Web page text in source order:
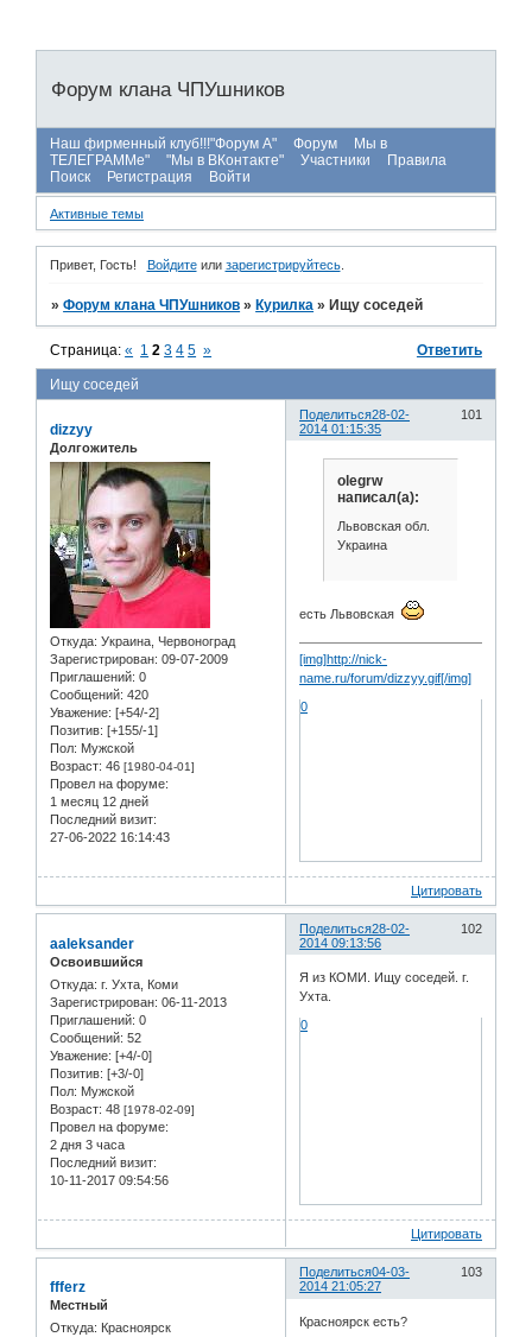
Форум клана ЧПУшников
Наш фирменный клуб!!!"Форум А" Форум
Мы в
ТЕЛЕГРАММе"
"Мы в ВКонтакте" Участники
Правила
Поиск
Регистрация Войти
Активные темы
Привет, Гость! Войдитеили зарегистрируйтесь.
»Форум клана ЧПУшников » Курилка » Ищу соседей
Ищу соседей
Страница:« 1 2 3 4 5 » Ответить
Поделиться 101
28-02-
2014 01:15:35
dizzyy
Долгожитель
Откуда: Украина, Червоноград
Зарегистрирован: 09-07-2009
Приглашений: 0
Сообщений: 420
Уважение: [+54/-2]
Позитив: [+155/-1]
Пол: Мужской
Возраст: 46 [1980-04-01]
Провел на форуме:
1 месяц 12 дней
Последний визит:
27-06-2022 16:14:43
olegrw
написал(а):
Львовская обл.
Украина
есть Львовская
[img]http://nick-
name.ru/forum/dizzyy.gif[/img]
0
Цитировать
Поделиться 102
28-02-
2014 09:13:56
aaleksander
Освоившийся
Откуда: г. Ухта, Коми
Зарегистрирован: 06-11-2013
Приглашений: 0
Сообщений: 52
Уважение: [+4/-0]
Позитив: [+3/-0]
Пол: Мужской
Возраст: 48 [1978-02-09]
Провел на форуме:
2 дня 3 часа
Последний визит:
10-11-2017 09:54:56
Я из КОМИ. Ищу соседей. г.
Ухта.
0
Цитировать
Поделиться 103
04-03-
2014 21:05:27
ffferz
Местный
Откуда: Красноярск
Красноярск есть?